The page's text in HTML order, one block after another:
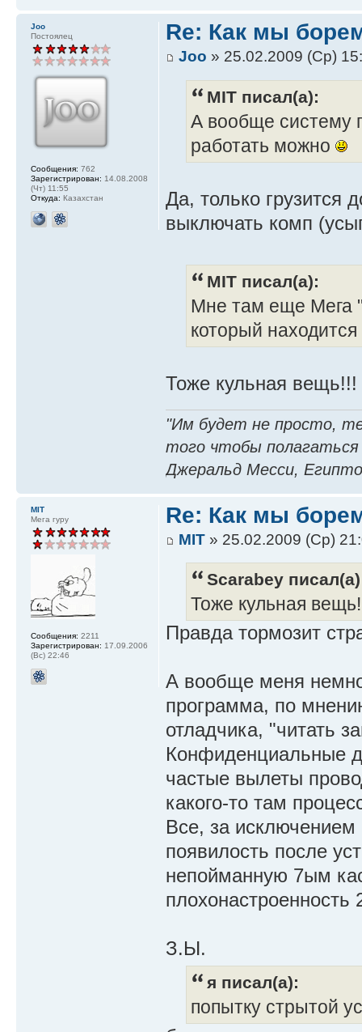
Joo
Постоялец
Сообщения: 762
Зарегистрирован: 14.08.2008
(Чт) 11:55
Откуда: Казахстан
Re: Как мы
Joo » 25.02.2009 (Ср)
MIT писал(а):
А вообще систему
работать можно
Да, только грузится
выключать комп
MIT писал(а):
Мне там еще Мега
который
Тоже кульная вещь!!!
"Им будет не просто,
того чтобы
Джеральд Месси,
MIT
Мега гуру
Сообщения: 2211
Зарегистрирован: 17.09.2006
(Вс) 22:46
Re: Как мы
MIT» 25.02.2009 (Ср)
Scarabey
Тоже кульная
Правда тормозит
А вообще меня
программа, по
отладчика, "читать
Конфиденциальные
частые вылеты
какого-то там
Все, за исключением
появилость после
непойманную 7ым
плохонастроенность
З.Ы.
я писал(а):
попытку стрытой